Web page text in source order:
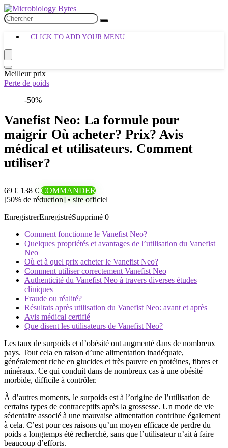
CLICK TO ADD YOUR MENU
Meilleur prix
Perte de poids
-50%
Vanefist Neo: La formule pour
maigrir Où acheter? Prix? Avis
médical et utilisateurs. Comment
utiliser?
69 € 138 € COMMANDER
[50% de réduction] • site officiel
EnregistrerEnregistréSupprimé 0
Comment fonctionne le Vanefist Neo?
Quelques propriétés et avantages de l’utilisation du Vanefist
Neo
Où et à quel prix acheter le Vanefist Neo?
Comment utiliser correctement Vanefist Neo
Authenticité du Vanefist Neo à travers diverses études
cliniques
Fraude ou réalité?
Résultats après utilisation du Vanefist Neo: avant et après
Avis médical certifié
Que disent les utilisateurs de Vanefist Neo?
Les taux de surpoids et d’obésité ont augmenté dans de nombreux
pays. Tout cela en raison d’une alimentation inadéquate,
généralement riche en glucides et très pauvre en protéines, fibres et
minéraux. Ce qui conduit dans de nombreux cas à une obésité
morbide, difficile à contrôler.
À d’autres moments, le surpoids est à l’origine de l’utilisation de
certains types de contraceptifs après la grossesse. Un mode de vie
sédentaire associé à une mauvaise alimentation contribue également
à cela. C’est pour ces raisons qu’un moyen efficace de perdre du
poids a longtemps été recherché, sans que l’utilisateur n’ait à faire
beaucoup d’efforts.